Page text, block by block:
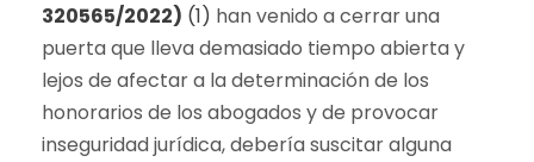
320565/2022) (1) han venido a cerrar una
puerta que lleva demasiado tiempo abierta y
lejos de afectar a la determinación de los
honorarios de los abogados y de provocar
inseguridad jurídica, debería suscitar alguna